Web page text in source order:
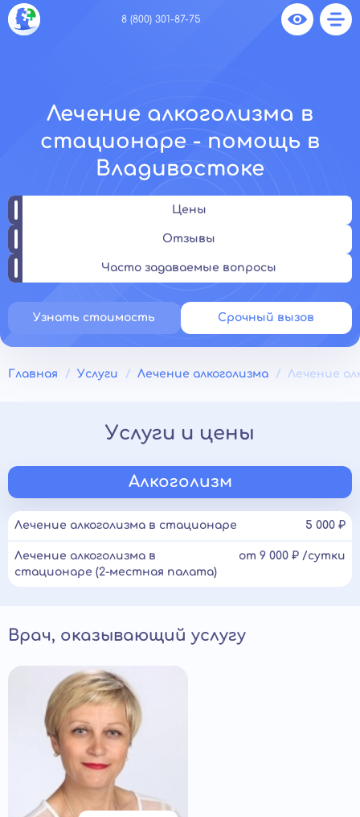
8 (800) 301-87-75
Лечение алкоголизма в
стационаре - помощь в
Владивостоке
Цены
Отзывы
Часто задаваемые вопросы
Узнать стоимость Срочный вызов
Главная Услуги Лечение алкоголизма Лечение
Услуги и цены
Алкоголизм
Лечение алкоголизма в стационаре 5 000 ₽
Лечение алкоголизма в
стационаре (2-местная палата)
от 9 000 ₽ /сутки
Врач, оказывающий услугу